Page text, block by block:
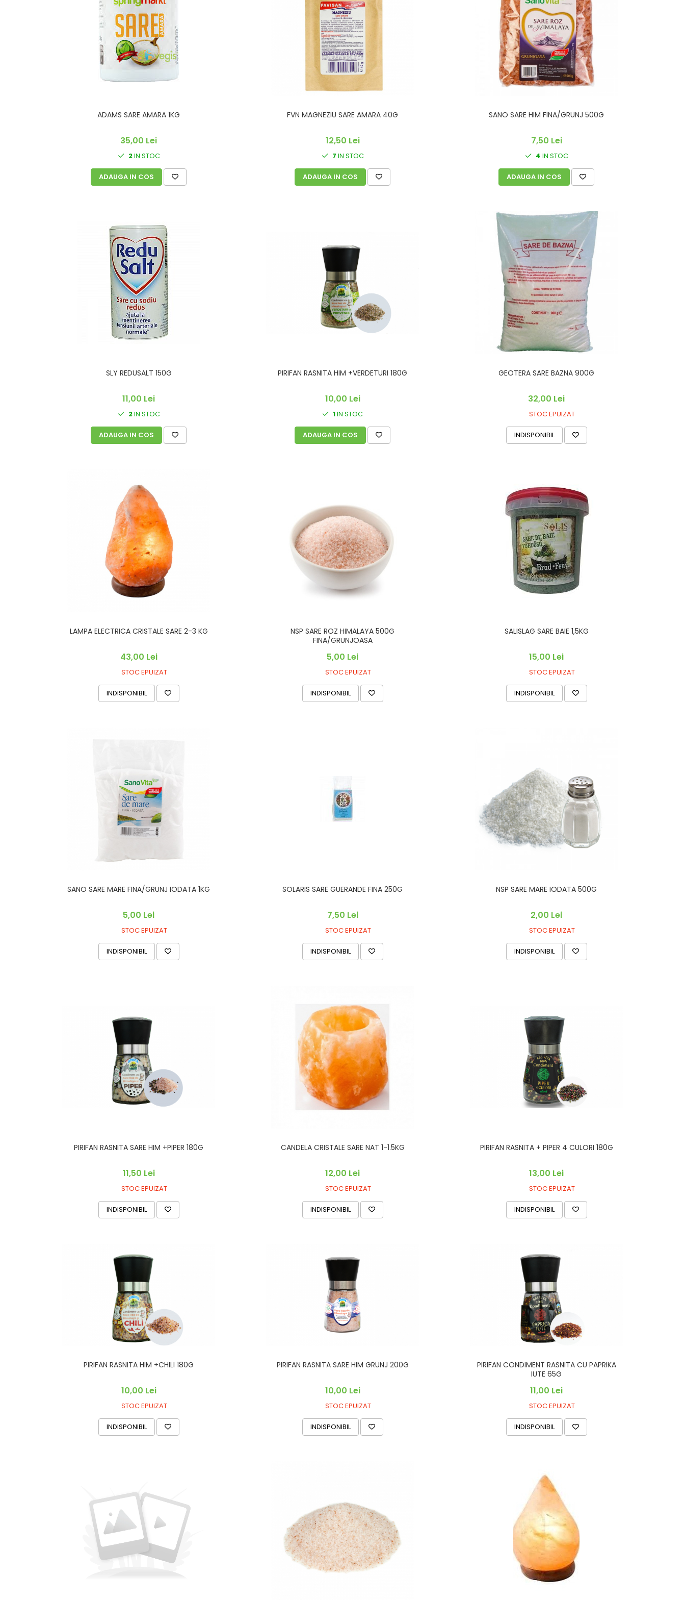
SUPLIMENTE ANTIOXIDANȚI-
SUPLIMENTE STOMAC- DIGESTIE-
CREME CORP-MASAJ-MAINI -
FOOD SEMINȚE- OLEAGINOASE
ADAMS SARE AMARA 1KG
35,00 Lei
2IN STOC
ADAUGA IN COS
FVN MAGNEZIU SARE AMARA 40G
12,50 Lei
7 IN STOC
ADAUGA IN COS
SANO SARE HIM FINA/GRUNJ 500G
7,50 Lei
4 IN STOC
ADAUGA IN COS
SLY REDUSALT 150G
11,00 Lei
2IN STOC
ADAUGA IN COS
PIRIFAN RASNITA HIM +VERDETURI 180G
10,00 Lei
1IN STOC
ADAUGA IN COS
GEOTERA SARE BAZNA 900G
32,00 Lei
STOC EPUIZAT
INDISPONIBIL
LAMPA ELECTRICA CRISTALE SARE 2-3 KG
43,00 Lei
STOC EPUIZAT
INDISPONIBIL
NSP SARE ROZ HIMALAYA 500G
FINA/GRUNJOASA
5,00 Lei
STOC EPUIZAT
INDISPONIBIL
SALISLAG SARE BAIE 1,5KG
15,00 Lei
STOC EPUIZAT
INDISPONIBIL
SANO SARE MARE FINA/GRUNJ IODATA 1KG
5,00 Lei
STOC EPUIZAT
INDISPONIBIL
SOLARIS SARE GUERANDE FINA 250G
7,50 Lei
STOC EPUIZAT
INDISPONIBIL
NSP SARE MARE IODATA 500G
2,00 Lei
STOC EPUIZAT
INDISPONIBIL
PIRIFAN RASNITA SARE HIM +PIPER 180G
11,50 Lei
STOC EPUIZAT
INDISPONIBIL
CANDELA CRISTALE SARE NAT 1-1.5KG
12,00 Lei
STOC EPUIZAT
INDISPONIBIL
PIRIFAN RASNITA + PIPER 4 CULORI 180G
13,00 Lei
STOC EPUIZAT
INDISPONIBIL
PIRIFAN RASNITA HIM +CHILI 180G
10,00 Lei
STOC EPUIZAT
INDISPONIBIL
PIRIFAN RASNITA SARE HIM GRUNJ 200G
10,00 Lei
STOC EPUIZAT
INDISPONIBIL
PIRIFAN CONDIMENT RASNITA CU PAPRIKA
IUTE 65G
11,00 Lei
STOC EPUIZAT
INDISPONIBIL